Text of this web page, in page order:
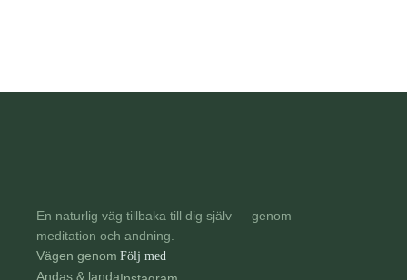
En naturlig väg tillbaka till dig själv — genom
meditation och andning.
Vägen genom
Andas & landa
Följ med